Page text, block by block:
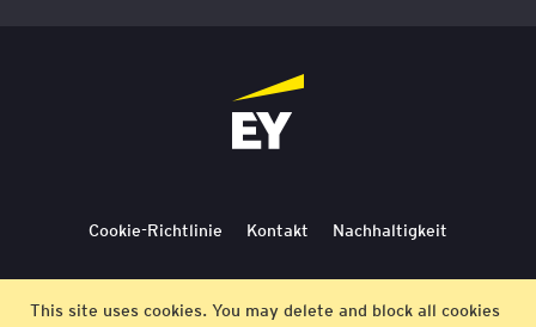
This site uses cookies. You may delete and block all cookies
Cookie-Richtlinie Kontakt Nachhaltigkeit